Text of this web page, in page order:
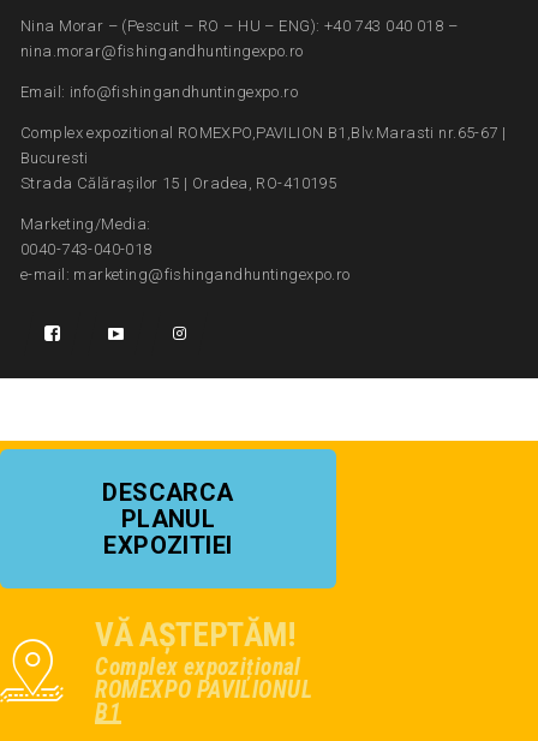
Nina Morar – (Pescuit – RO – HU – ENG): +40 743 040 018 –
nina.morar@fishingandhuntingexpo.ro
Email: info@fishingandhuntingexpo.ro
Complex expozitional ROMEXPO,PAVILION B1,Blv.Marasti nr.65-67 |
Bucuresti
Strada Călărașilor 15 | Oradea, RO-410195
Marketing/Media:
0040-743-040-018
e-mail: marketing@fishingandhuntingexpo.ro
DESCARCA
PLANUL
EXPOZITIEI
VĂ AȘTEPTĂM!
Complex expozițional
ROMEXPO PAVILIONUL
B1